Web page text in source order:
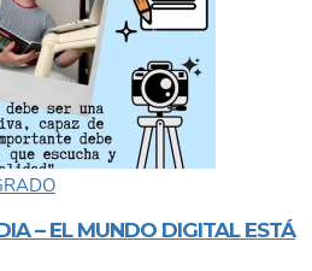
– EL MUNDO DIGITAL ESTÁ